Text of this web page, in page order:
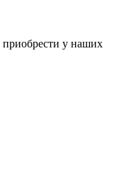
у наших